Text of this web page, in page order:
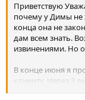
Приветствую
почему у Димы не
конца она не
дам всем знать.
извинениями. Но
В конце июня я
клиенту. Через 3
почту не в